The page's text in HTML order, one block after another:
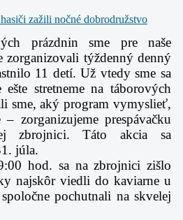
prázdnin sme pre naše
zorganizovali týždenný denný
11 detí. Už vtedy sme sa
stretneme na táborových
sme, aký program vymyslieť,
zorganizujeme prespávačku
zbrojnici. Táto akcia sa
júla.
hod. sa na zbrojnici zišlo
najskôr viedli do kaviarne u
pochutnali na skvelej